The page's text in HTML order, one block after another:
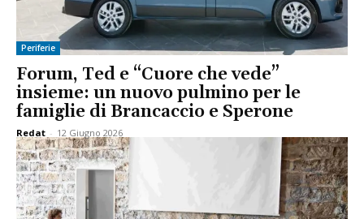
Periferie
Forum, Ted e “Cuore che vede”
insieme: un nuovo pulmino per le
famiglie di Brancaccio e Sperone
Redat - 12 Giugno 2026